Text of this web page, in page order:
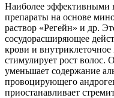
Наиболее эффективными
препараты на основе
раствор «Регейн» и др.
сосудорасширяющее
крови и внутриклеточное
стимулирует рост волос.
уменьшает содержание
провоцирующего
приостанавливает